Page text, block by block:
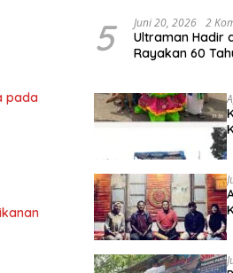
pada
5 Juni 20, 2026 2
Ultraman Hadir
Rayakan 60